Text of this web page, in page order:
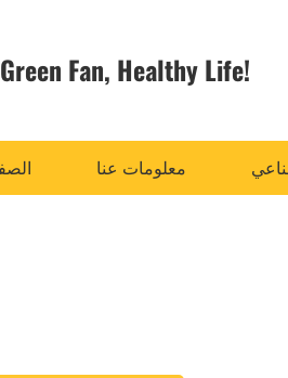
Green Fan, Healthy Life!
معلومات عنا